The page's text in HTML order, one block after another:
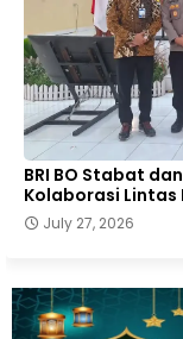
BRI BO Stabat
Kolaborasi Lintas
July 27, 2026